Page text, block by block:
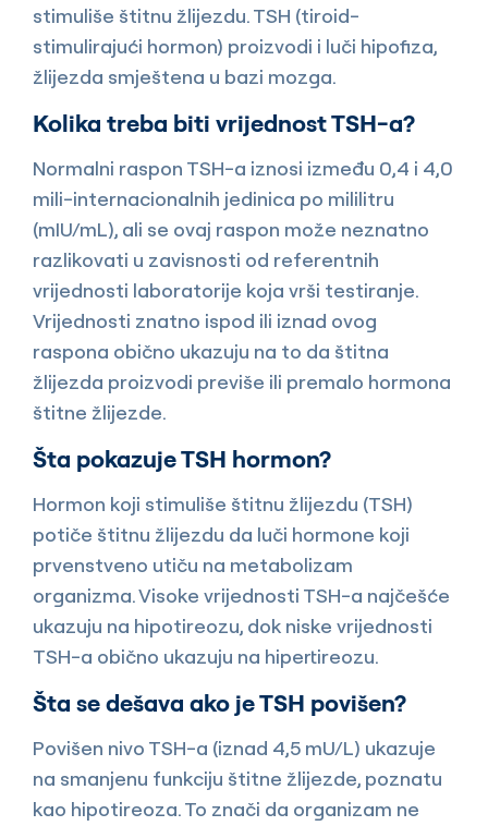
stimuliše štitnu žlijezdu. TSH (tiroid-
stimulirajući hormon) proizvodi i luči hipofiza,
žlijezda smještena u bazi mozga.
Kolika treba biti vrijednost TSH-a?
Normalni raspon TSH-a iznosi između 0,4 i 4,0
mili-internacionalnih jedinica po mililitru
(mIU/mL), ali se ovaj raspon može neznatno
razlikovati u zavisnosti od referentnih
vrijednosti laboratorije koja vrši testiranje.
Vrijednosti znatno ispod ili iznad ovog
raspona obično ukazuju na to da štitna
žlijezda proizvodi previše ili premalo hormona
štitne žlijezde.
Šta pokazuje TSH hormon?
Hormon koji stimuliše štitnu žlijezdu (TSH)
potiče štitnu žlijezdu da luči hormone koji
prvenstveno utiču na metabolizam
organizma. Visoke vrijednosti TSH-a najčešće
ukazuju na hipotireozu, dok niske vrijednosti
TSH-a obično ukazuju na hipertireozu.
Šta se dešava ako je TSH povišen?
Povišen nivo TSH-a (iznad 4,5 mU/L) ukazuje
na smanjenu funkciju štitne žlijezde, poznatu
kao hipotireoza. To znači da organizam ne